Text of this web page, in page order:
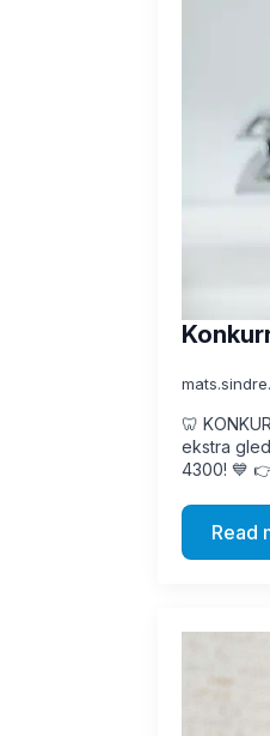
🦷
ekstra
4300! 💙
Read